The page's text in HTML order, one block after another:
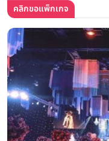
คลิกขอแพ็กเกจ